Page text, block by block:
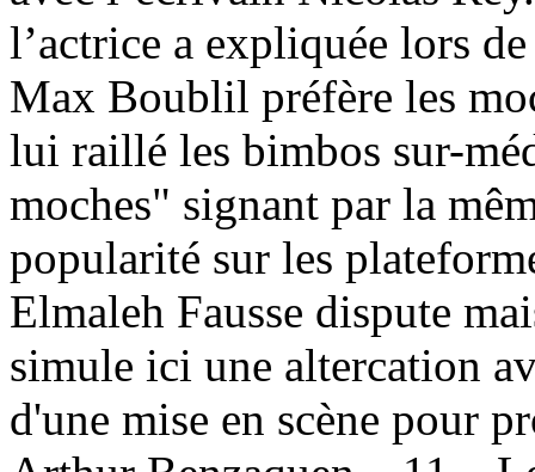
l’actrice a expliquée lors
Max Boublil préfère les
lui raillé les bimbos sur-
moches" signant par la
popularité sur les
Elmaleh Fausse dispute
simule ici une altercation
d'une mise en scène pour